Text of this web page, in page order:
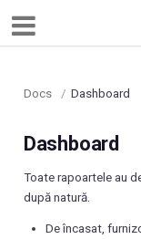
Docs / Dashboard
Dashboard
Toate rapoartele au
după natură.
De încasat,